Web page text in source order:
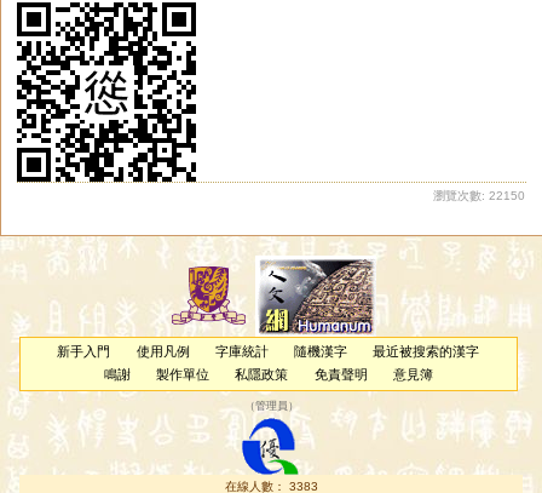
瀏覽次數: 22150
新手入門 使用凡例 字庫統計 隨機漢字
最近被搜索的漢字
鳴謝
製作單位 私隱政策 免責聲明 意見簿
（管理員 ）
在線人數： 3383